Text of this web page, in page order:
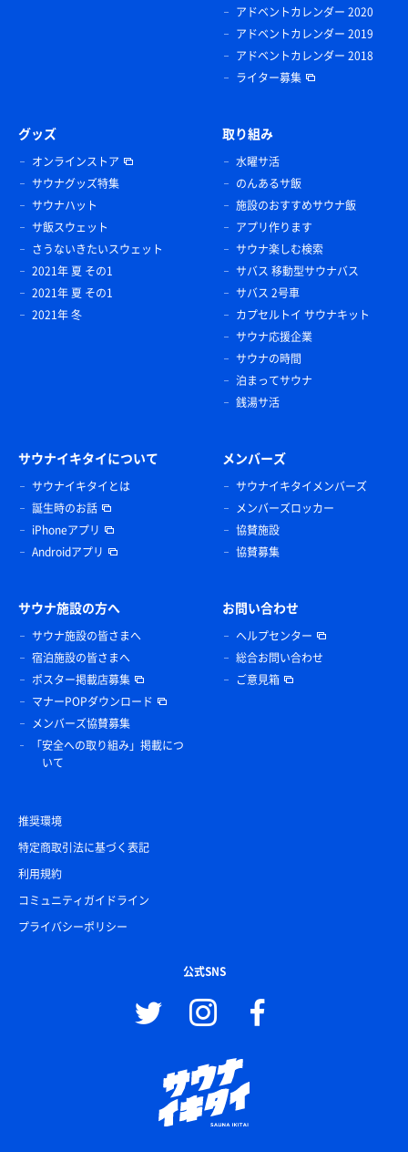
アドベントカレンダー 2020
アドベントカレンダー 2019
アドベントカレンダー 2018
ライター募集
グッズ
オンラインストア
サウナグッズ特集
サウナハット
サ飯スウェット
さうないきたいスウェット
2021年 夏 その1
2021年 夏 その1
2021年 冬
取り組み
水曜サ活
のんあるサ飯
施設のおすすめサウナ飯
アプリ作ります
サウナ楽しむ検索
サバス 移動型サウナバス
サバス 2号車
カプセルトイ サウナキット
サウナ応援企業
サウナの時間
泊まってサウナ
銭湯サ活
サウナイキタイについて
サウナイキタイとは
誕生時のお話
iPhoneアプリ
Androidアプリ
メンバーズ
サウナイキタイメンバーズ
メンバーズロッカー
協賛施設
協賛募集
サウナ施設の方へ
サウナ施設の皆さまへ
宿泊施設の皆さまへ
ポスター掲載店募集
マナーPOPダウンロード
メンバーズ協賛募集
「安全への取り組み」掲載につ
いて
お問い合わせ
ヘルプセンター
総合お問い合わせ
ご意見箱
推奨環境
特定商取引法に基づく表記
利用規約
コミュニティガイドライン
プライバシーポリシー
公式SNS